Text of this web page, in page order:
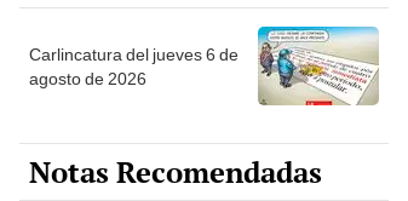
Carlincatura del jueves 6 de
agosto de 2026
Notas Recomendadas